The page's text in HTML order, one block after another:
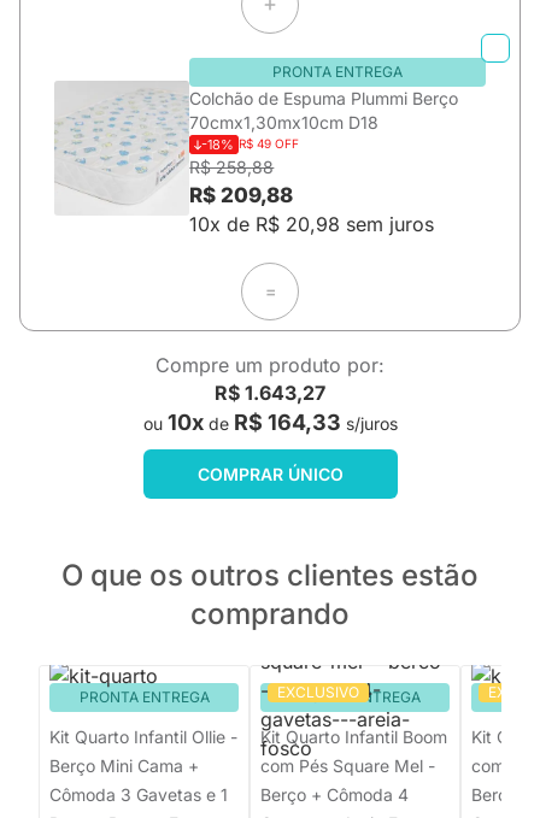
PRONTA ENTREGA
Colchão de Espuma Plummi Berço
70cmx1,30mx10cm D18
-18% R$ 49 OFF
R$ 258,88
R$ 209,88
10x de R$ 20,98 sem juros
=
Compre um produto por:
R$ 1.643,27
ou 10xde R$ 164,33 s/juros
COMPRAR ÚNICO
O que os outros clientes estão
comprando
PRONTA ENTREGA
Kit Quarto Infantil Ollie -
Berço Mini Cama +
Cômoda 3 Gavetas e 1
EXCLUSIVO
PRONTA ENTREGA
Kit Quarto Infantil Boom
com Pés Square Mel -
Berço + Cômoda 4
Kit
com
Berço +